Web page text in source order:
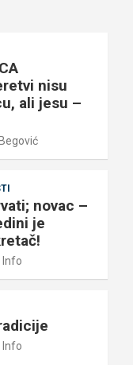
nisu
ali jesu –
novac –
je
Info
Info